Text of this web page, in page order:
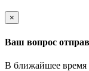
×
Ваш вопрос
В ближайшее время